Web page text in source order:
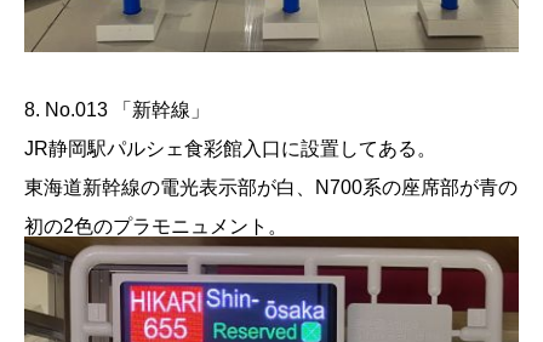
8. No.013 「新幹線」
JR静岡駅パルシェ食彩館入口に設置してある。
東海道新幹線の電光表示部が白、N700系の座席部が青の
初の2色のプラモニュメント。